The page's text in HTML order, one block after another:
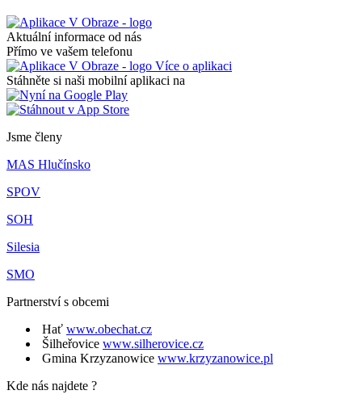
Aktuální informace od nás
Přímo ve vašem telefonu
Více o aplikaci
Stáhněte si naši mobilní aplikaci na
Jsme členy
MAS Hlučínsko
SPOV
SOH
Silesia
SMO
Partnerství s obcemi
Hať www.obechat.cz
Šilheřovice www.silherovice.cz
Gmina Krzyzanowice www.krzyzanowice.pl
Kde nás najdete ?